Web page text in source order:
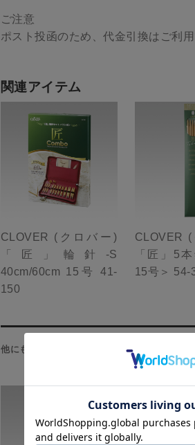
ご注意
ポスト投函のため、代金引換はご利用
関連アイテム
CLOVER (クロバー)
「匠」輪針-S
40cm/60cm 15号 41-
150
CLOVER
「匠」5
15号＞ 54-
他にもこんな商品があります